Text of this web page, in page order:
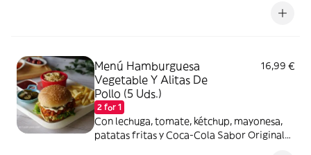
Menú Hamburguesa
Vegetable Y Alitas De
Pollo (5 Uds.)
2 for 1
16,99 €
Con lechuga, tomate, kétchup, mayonesa,
patatas fritas y Coca-Cola Sabor Original